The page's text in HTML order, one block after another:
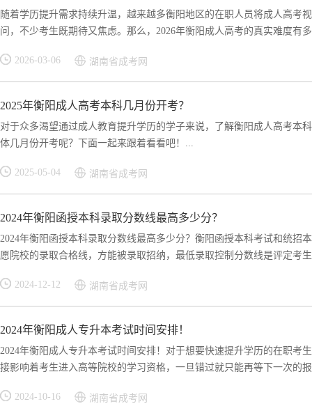
随着学历提升需求持续升温，越来越多衡阳地区的在职人员将成人高考
问，不少考生既期待又焦虑。那么，2026年衡阳成人高考的真实难度有
2026-03-06 湖南省成考网
2025年衡阳成人高考本科几月份开考？
对于众多渴望通过成人教育提升学历的学子来说，了解衡阳成人高考本
体几月份开考呢？下面一起来跟着看看吧！...
2025-05-04 湖南省成考网
2024年衡阳函授本科录取分数线最高多少分？
2024年衡阳函授本科录取分数线最高多少分？衡阳函授本科考试和统
愿院校的录取合格线，方能被录取招纳，最低录取控制分数线是评定考
2024-12-12 湖南省成考网
2024年衡阳成人专升本考试时间安排！
2024年衡阳成人专升本考试时间安排！对于想要快速提升学历的在职
接影响着考生进入高等院校的学习资格，一旦错过就只能再等下一次的
2024-10-16 湖南省成考网